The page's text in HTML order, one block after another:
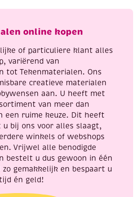
summer
aantal
online kopen
of particuliere klant alles
variërend van
tot Tekenmaterialen. Ons
creatieve materialen
aan. U heeft met
van meer dan
een ruime keuze. Dit heeft
u bij ons voor alles slaagt,
winkels of webshops
Vrijwel alle benodigde
bestelt u dus gewoon in één
gemakkelijk en bespaart u
én geld!